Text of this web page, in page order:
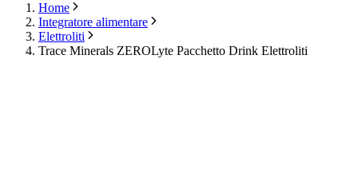
Home
Integratore alimentare
Elettroliti
Trace Minerals ZEROLyte Pacchetto Drink Elettroliti